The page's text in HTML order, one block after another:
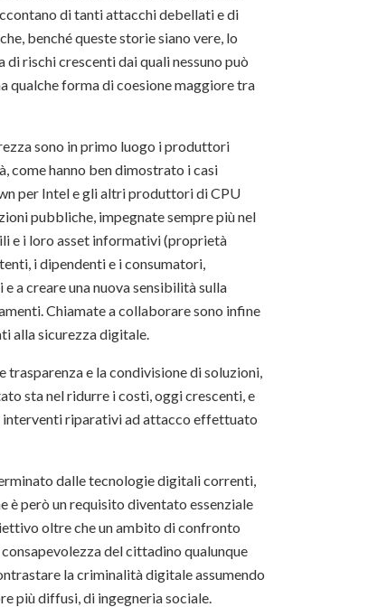
di tanti attacchi debellati e di
benché queste storie siano vere, lo
rischi crescenti dai quali nessuno può
qualche forma di coesione maggiore tra
sono in primo luogo i produttori
come hanno ben dimostrato i casi
per Intel e gli altri produttori di CPU
pubbliche, impegnate sempre più nel
e i loro asset informativi (proprietà
i dipendenti e i consumatori,
a creare una nuova sensibilità sulla
Chiamate a collaborare sono infine
alla sicurezza digitale.
e la condivisione di soluzioni,
sta nel ridurre i costi, oggi crescenti, e
interventi riparativi ad attacco effettuato
dalle tecnologie digitali correnti,
però un requisito diventato essenziale
oltre che un ambito di confronto
del cittadino qualunque
la criminalità digitale assumendo
più diffusi, di ingegneria sociale.